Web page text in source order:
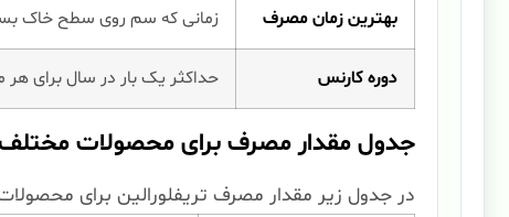
بهترین زمان مصرف زمانی که سم روی سطح خاک
دوره کارنس حداکثر یک بار در سال برای
جدول مقدار مصرف برای محصولات
در جدول زیر مقدار مصرف تریفلورالین برای